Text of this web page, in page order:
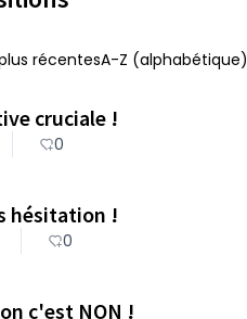
récentesA-Z (alphabétique)
cruciale !
0
hésitation !
0
Non non non c'est NON !